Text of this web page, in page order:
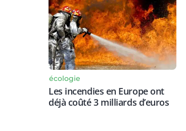
écologie
Les incendies en Europe ont
déjà coûté 3 milliards d’euros